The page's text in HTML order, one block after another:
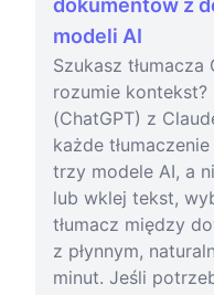
dokumentów z
modeli AI
Szukasz
rozumie kontekst?
(ChatGPT) z
każde
trzy modele AI, a
lub wklej tekst,
tłumacz między
z płynnym,
minut. Jeśli